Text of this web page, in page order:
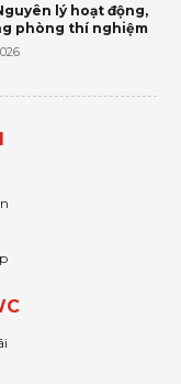
lý hoạt động,
phòng thí nghiệm